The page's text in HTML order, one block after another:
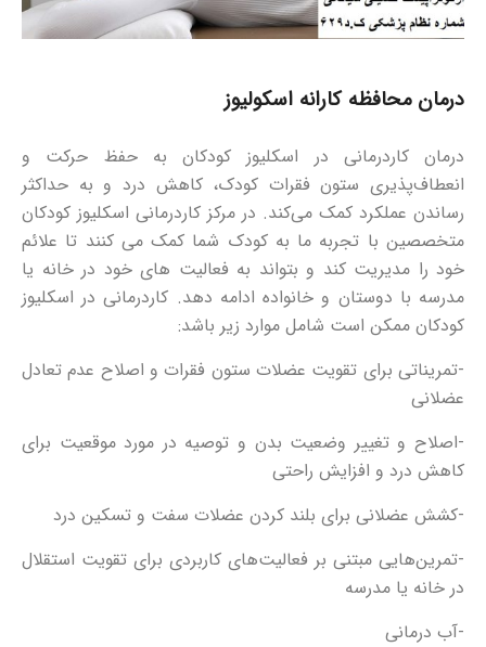
درمان محافظه کارانه اسکولیوز
درمان کاردرمانی در اسکلیوز کودکان به حفظ حرکت و
انعطاف‌پذیری ستون فقرات کودک، کاهش درد و به حداکثر
رساندن عملکرد کمک می‌کند. در مرکز کاردرمانی اسکلیوز کودکان
متخصصین با تجربه ما به کودک شما کمک می کنند تا علائم
خود را مدیریت کند و بتواند به فعالیت های خود در خانه یا
مدرسه با دوستان و خانواده ادامه دهد. کاردرمانی در اسکلیوز
کودکان ممکن است شامل موارد زیر باشد:
-تمریناتی برای تقویت عضلات ستون فقرات و اصلاح عدم تعادل
عضلانی
-اصلاح و تغییر وضعیت بدن و توصیه در مورد موقعیت برای
کاهش درد و افزایش راحتی
-کشش عضلانی برای بلند کردن عضلات سفت و تسکین درد
-تمرین‌هایی مبتنی بر فعالیت‌های کاربردی برای تقویت استقلال
در خانه یا مدرسه
-آب درمانی